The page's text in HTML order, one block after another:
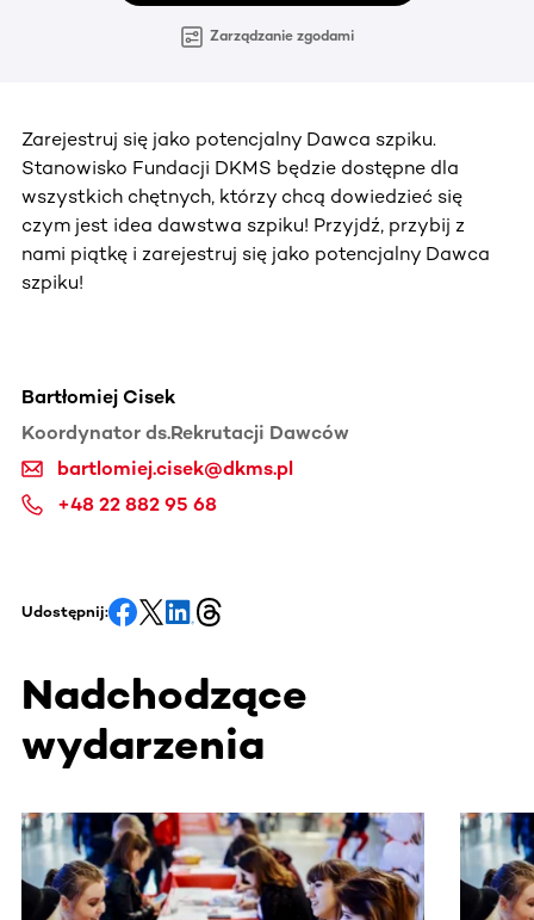
Zarządzanie zgodami
Zarejestruj się jako potencjalny Dawca szpiku.
Stanowisko Fundacji DKMS będzie dostępne dla
wszystkich chętnych, którzy chcą dowiedzieć się
czym jest idea dawstwa szpiku! Przyjdź, przybij z
nami piątkę i zarejestruj się jako potencjalny Dawca
szpiku!
Bartłomiej Cisek
Koordynator ds.Rekrutacji Dawców
bartlomiej.cisek@dkms.pl
+48 22 882 95 68
Udostępnij:
Nadchodzące
wydarzenia
Ta sekcja zawiera treści przewijane w poziomie. Użyj